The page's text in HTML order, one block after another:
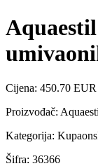
Cijena: 450.70 EUR
Proizvođač:
Kategorija:
Šifra: 36366